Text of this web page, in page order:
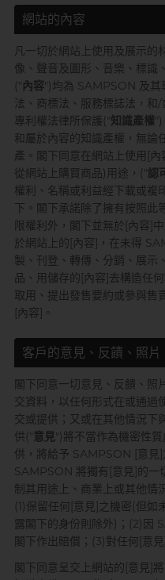
Durex 杜蕾斯
OK 岡本
Olivia 奧莉維亞
Pleasure 樂趣
Safeway 數位
Sagami 相模
史邁爾
全部保險套
品牌
Durex 杜蕾斯
Sagami 相模
Smile Makers
Tenga 典雅
全部 潤滑液
玩具潤滑及清潔
品牌
FUN FACTORY
iroha
LELO
PONTUS 柏德士
Smile Makers
Tenga 典雅
全部情趣玩具
Smile Makers
SPECTRE
T Tenga 典雅
? 其它品牌
香港電台 DJ, 阿檸
香港 Rapper 及音樂人,
完美主義藝文青 Sandy
已婚廣告型佬 K
網站的內容
凡一切於網站上使用及展示的
像、聲音及圖形、音樂、標識
(" 內容")均為 SAMPSON 及其
法、商標法、服務標誌法，和
專利權法律所保護(" 知識產權
和屬於內容的知識產權，無
產。閣下同意在網站上使用[
從網站上購買商品)用途，(" 認
權利、名稱或利益經下載或複
下。閣下承諾除了擁有按照此
限權利外，閣下並無於[內容]
於網站上的[內容]，在未得
製、刊登、轉傳、分銷、展示
品、用儲存的[內容]去構造任
取用、提出發售要約或參與售
[內容]。
客戶的意見、反饋、照
閣下同意一切意見、反饋、照
交資料，以任何形式在或通過
交或提供；又或在其他情況下
供(" 意見")將不當作為機密性
供，將給予 SAMPSON [意見
SAMPSON 將獨有[意見]的一
制其用途上、商業上或其他
(1)保留任何[意見]之機密(但
露閣下的身份則除外)；(2)因
閣下作出賠償；(3)對任何[意見
閣下同意呈交上網站的[意見]